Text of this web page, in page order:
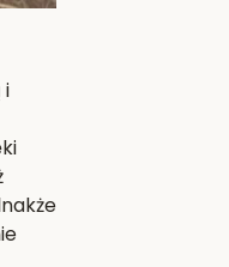
i